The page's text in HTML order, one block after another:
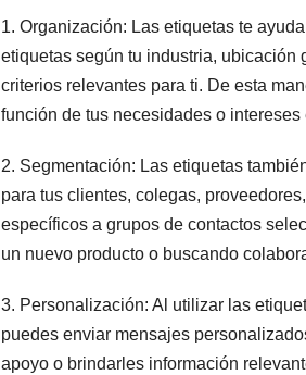
1. Organización: Las etiquetas te
etiquetas según tu industria, ubicación
criterios relevantes para ti. De esta
función de tus necesidades o intereses
2. Segmentación: Las etiquetas
para tus clientes, colegas,
específicos a grupos de contactos
un nuevo producto o buscando
3. Personalización: Al utilizar las
puedes enviar mensajes
apoyo o brindarles información